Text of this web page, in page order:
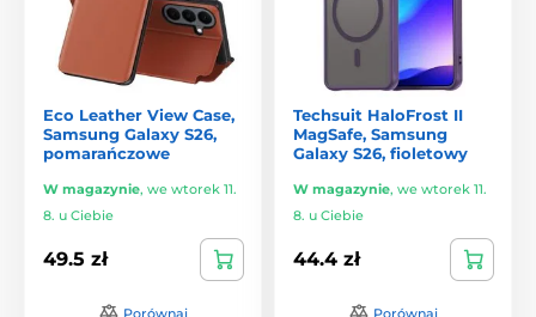
Eco Leather View Case,
Samsung Galaxy S26,
pomarańczowe
W magazynie, we wtorek 11.
8. u Ciebie
49.5 zł
Porównaj
Techsuit HaloFrost II
MagSafe, Samsung
Galaxy S26, fioletowy
W magazynie, we wtorek 11.
8. u Ciebie
44.4 zł
Porównaj